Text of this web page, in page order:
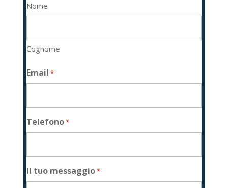
Nome
Cognome
Email *
Telefono*
Il tuo messaggio*